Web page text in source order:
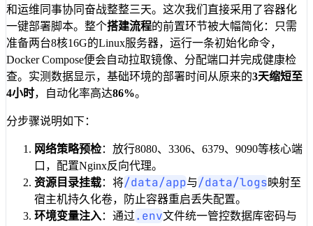
和运维同事协同奋战整整三天。这次我们直接采用了容器化
一键部署脚本。整个搭建流程的前置环节被大幅简化：只需
准备两台8核16G的Linux服务器，运行一条初始化命令，
Docker Compose便会自动拉取镜像、分配端口并完成健康检
查。实测数据显示，基础环境的部署时间从原来的3天缩短至
4小时，自动化率高达86%。
分步骤说明如下：
网络策略预检：放行8080、3306、6379、9090等核心端
口，配置Nginx反向代理。
资源目录挂载：将/data/app与/data/logs映射至
宿主机持久化卷，防止容器重启丢失配置。
环境变量注入：通过 .env文件统一管控数据库密码与